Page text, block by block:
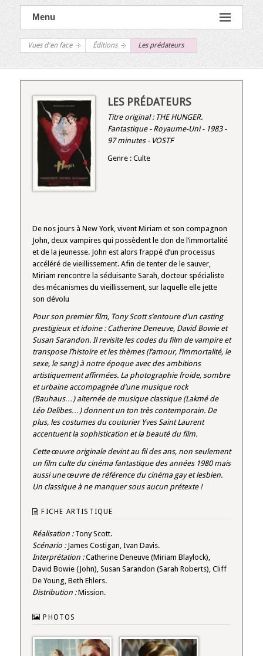
Menu
Vues d'en face Éditions Les prédateurs
LES PRÉDATEURS
Titre original : THE HUNGER.
Fantastique - Royaume-Uni - 1983 -
97 minutes - VOSTF
Genre : Culte
De nos jours à New York, vivent Miriam et son compagnon
John, deux vampires qui possèdent le don de l’immortalité
et de la jeunesse. John est alors frappé d’un processus
accéléré de vieillissement. Afin de tenter de le sauver,
Miriam rencontre la séduisante Sarah, docteur spécialiste
des mécanismes du vieillissement, sur laquelle elle jette
son dévolu
Pour son premier film, Tony Scott s’entoure d’un casting
prestigieux et idoine : Catherine Deneuve, David Bowie et
Susan Sarandon. Il revisite les codes du film de vampire et
transpose l’histoire et les thèmes (l’amour, l’immortalité, le
sexe, le sang) à notre époque avec des ambitions
artistiquement affirmées. La photographie froide, sombre
et urbaine accompagnée d’une musique rock
(Bauhaus…) alternée de musique classique (Lakmé de
Léo Delibes…) donnent un ton très contemporain. De
plus, les costumes du couturier Yves Saint Laurent
accentuent la sophistication et la beauté du film.
Cette œuvre originale devint au fil des ans, non seulement
un film culte du cinéma fantastique des années 1980 mais
aussi une œuvre de référence du cinéma gay et lesbien.
Un classique à ne manquer sous aucun prétexte !
FICHE ARTISTIQUE
Réalisation :Tony Scott.
Scénario :James Costigan, Ivan Davis.
Interprétation :Catherine Deneuve (Miriam Blaylock),
David Bowie (John), Susan Sarandon (Sarah Roberts), Cliff
De Young, Beth Ehlers.
Distribution :Mission.
PHOTOS